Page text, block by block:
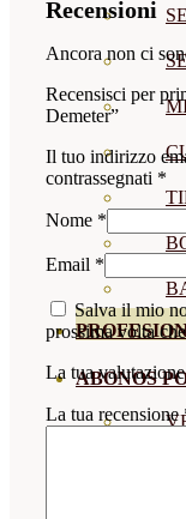
ABONOS
Recensioni
Ancora non ci
Recensisci per
Demeter”
Il tuo indirizzo
contrassegnati *
Nome *
Email *
Salva il mio
prossima volta
La tua
La tua recensione